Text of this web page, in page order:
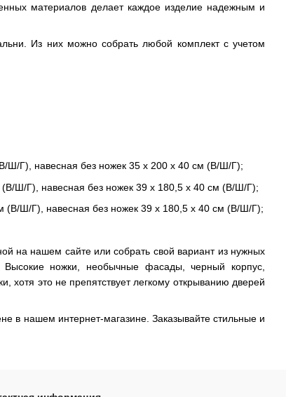
материалов делает каждое изделие надежным и
Из них можно собрать любой комплект с учетом
Ш/Г), навесная без ножек 35 х 200 х 40 см (В/Ш/Г);
Ш/Г), навесная без ножек 39 х 180,5 х 40 см (В/Ш/Г);
(В/Ш/Г), навесная без ножек 39 х 180,5 х 40 см (В/Ш/Г);
на нашем сайте или собрать свой вариант из нужных
ножки, необычные фасады, черный корпус,
хотя это не препятствует легкому открыванию дверей
в нашем интернет-магазине. Заказывайте стильные и